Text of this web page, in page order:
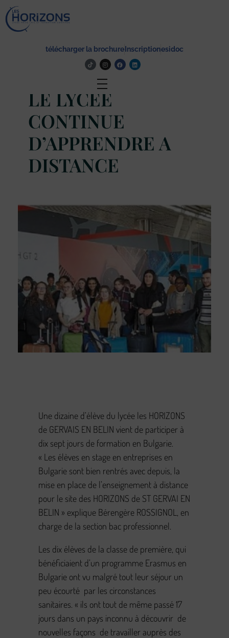
télécharger la brochure Inscriptionesidoc
LE LYCÉE
CONTINUE
D’APPRENDRE A
DISTANCE
Une dizaine d’élève du lycée les HORIZONS
de GERVAIS EN BELIN vient de participer à
dix sept jours de formation en Bulgarie.
« Les élèves en stage en entreprises en
Bulgarie sont bien rentrés avec depuis, la
mise en place de l’enseignement à distance
pour le site des HORIZONS de ST GERVAI EN
BELIN » explique Bérengère ROSSIGNOL, en
charge de la section bac professionnel.
Les dix élèves de la classe de première, qui
bénéficiaient d’un programme Erasmus en
Bulgarie ont vu malgré tout leur séjour un
peu écourté par les circonstances
sanitaires. « ils ont tout de même passé 17
jours dans un pays inconnu à découvrir de
nouvelles façons de travailler auprès des